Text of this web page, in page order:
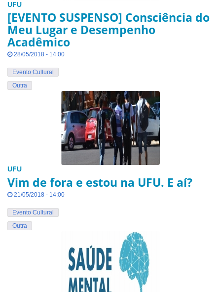
UFU
[EVENTO SUSPENSO] Consciência do
Meu Lugar e Desempenho
Acadêmico
28/05/2018 - 14:00
Evento Cultural
Outra
UFU
Vim de fora e estou na UFU. E aí?
21/05/2018 - 14:00
Evento Cultural
Outra